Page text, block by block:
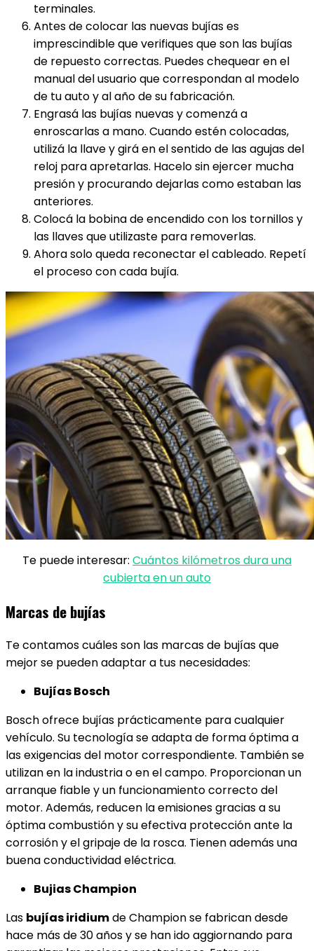
terminales.
Antes de colocar las nuevas bujías es
imprescindible que verifiques que son las bujías
de repuesto correctas. Puedes chequear en el
manual del usuario que correspondan al modelo
de tu auto y al año de su fabricación.
Engrasá las bujías nuevas y comenzá a
enroscarlas a mano. Cuando estén colocadas,
utilizá la llave y girá en el sentido de las agujas del
reloj para apretarlas. Hacelo sin ejercer mucha
presión y procurando dejarlas como estaban las
anteriores.
Colocá la bobina de encendido con los tornillos y
las llaves que utilizaste para removerlas.
Ahora solo queda reconectar el cableado. Repetí
el proceso con cada bujía.
Te puede interesar: Cuántos kilómetros dura una
cubierta en un auto
Marcas de bujías
Te contamos cuáles son las marcas de bujías que
mejor se pueden adaptar a tus necesidades:
Bujías Bosch
Bosch ofrece bujías prácticamente para cualquier
vehículo. Su tecnología se adapta de forma óptima a
las exigencias del motor correspondiente. También se
utilizan en la industria o en el campo. Proporcionan un
arranque fiable y un funcionamiento correcto del
motor. Además, reducen la emisiones gracias a su
óptima combustión y su efectiva protección ante la
corrosión y el gripaje de la rosca. Tienen además una
buena conductividad eléctrica.
Bujias Champion
Las bujías iridiumde Champion se fabrican desde
hace más de 30 años y se han ido aggiornando para